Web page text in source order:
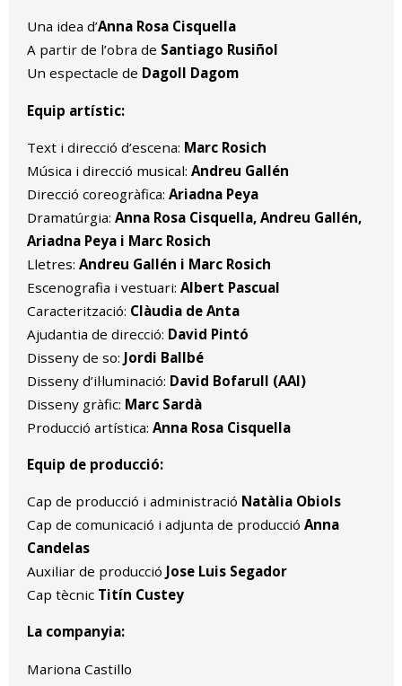
Una idea d’Anna Rosa Cisquella
A partir de l’obra de Santiago Rusiñol
Un espectacle de Dagoll Dagom
Equip artístic:
Text i direcció d’escena: Marc Rosich
Música i direcció musical: Andreu Gallén
Direcció coreogràfica: Ariadna Peya
Dramatúrgia: Anna Rosa Cisquella, Andreu Gallén,
Ariadna Peya i Marc Rosich
Lletres: Andreu Gallén i Marc Rosich
Escenografia i vestuari: Albert Pascual
Caracterització: Clàudia de Anta
Ajudantia de direcció: David Pintó
Disseny de so: Jordi Ballbé
Disseny d’il·luminació: David Bofarull (AAI)
Disseny gràfic: Marc Sardà
Producció artística: Anna Rosa Cisquella
Equip de producció:
Cap de producció i administració Natàlia Obiols
Cap de comunicació i adjunta de producció Anna
Candelas
Auxiliar de producció Jose Luis Segador
Cap tècnic Titín Custey
La companyia:
Mariona Castillo